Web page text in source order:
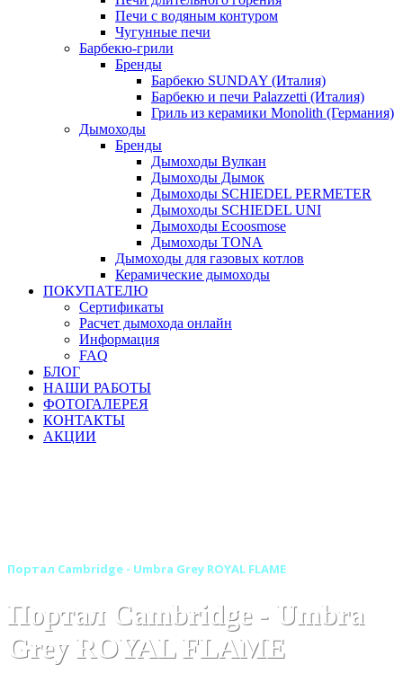
Печи с водяным контуром
Чугунные печи
Барбекю-грили
Бренды
Барбекю SUNDAY (Италия)
Барбекю и печи Palazzetti (Италия)
Гриль из керамики Monolith (Германия)
Дымоходы
Бренды
Дымоходы Вулкан
Дымоходы Дымок
Дымоходы SCHIEDEL PERMETER
Дымоходы SCHIEDEL UNI
Дымоходы Ecoosmose
Дымоходы TONA
Дымоходы для газовых котлов
Керамические дымоходы
ПОКУПАТЕЛЮ
Сертификаты
Расчет дымохода онлайн
Информация
FAQ
БЛОГ
НАШИ РАБОТЫ
ФОТОГАЛЕРЕЯ
КОНТАКТЫ
АКЦИИ
Портал Cambridge - Umbra Grey ROYAL FLAME
Портал Cambridge - Umbra
Grey ROYAL FLAME